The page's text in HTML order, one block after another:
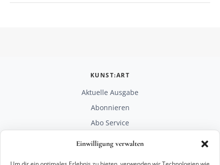
Einwilligung verwalten
KUNST:ART
Aktuelle Ausgabe
Abonnieren
Abo Service